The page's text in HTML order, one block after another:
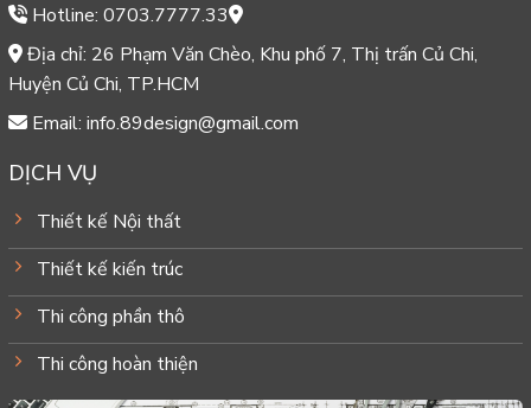
Hotline: 0703.7777.33
Địa chỉ: 26 Phạm Văn Chèo, Khu phố 7, Thị trấn Củ Chi,
Huyện Củ Chi, TP.HCM
Email: info.89design@gmail.com
DỊCH VỤ
Thiết kế Nội thất
Thiết kế kiến trúc
Thi công phần thô
Thi công hoàn thiện